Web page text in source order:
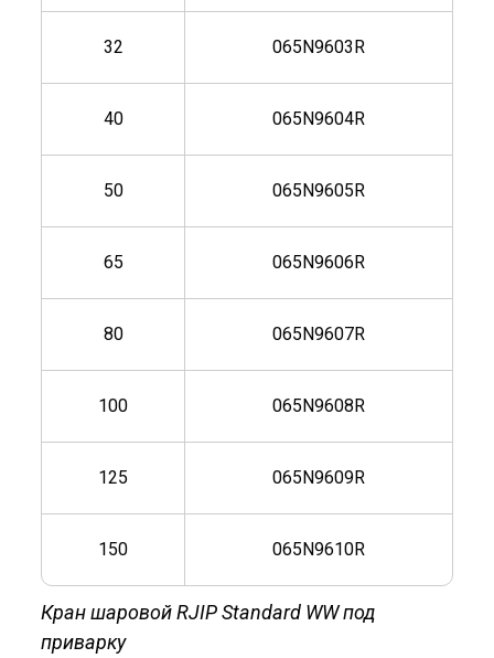
Кран шаровой RJIP Standard WW под
приварку
32 065N9603R
40 065N9604R
50 065N9605R
65 065N9606R
80 065N9607R
100 065N9608R
125 065N9609R
150 065N9610R